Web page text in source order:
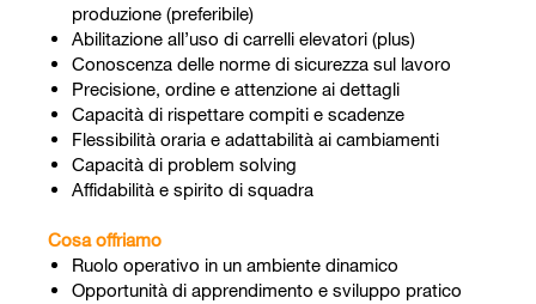
produzione (preferibile)
Abilitazione all’uso di carrelli elevatori (plus)
Conoscenza delle norme di sicurezza sul lavoro
Precisione, ordine e attenzione ai dettagli
Capacità di rispettare compiti e scadenze
Flessibilità oraria e adattabilità ai cambiamenti
Capacità di problem solving
Affidabilità e spirito di squadra
Cosa offriamo
Ruolo operativo in un ambiente dinamico
Opportunità di apprendimento e sviluppo pratico